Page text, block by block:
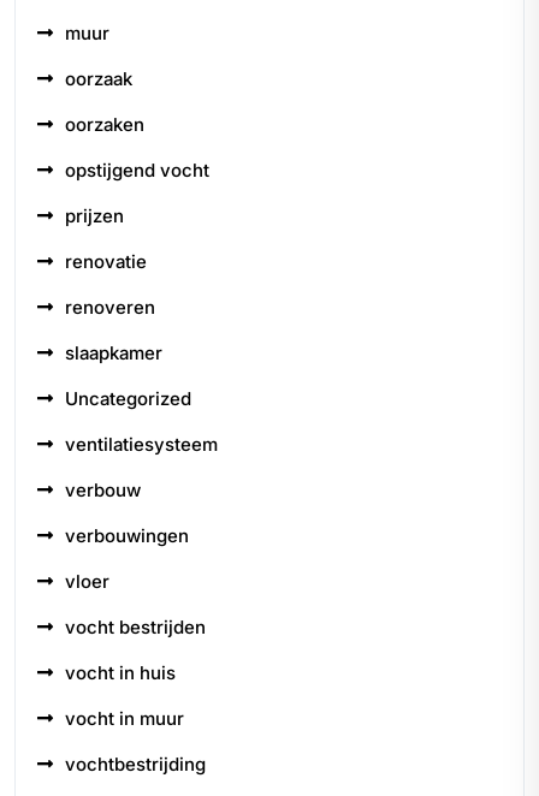
muur
oorzaak
oorzaken
opstijgend vocht
prijzen
renovatie
renoveren
slaapkamer
Uncategorized
ventilatiesysteem
verbouw
verbouwingen
vloer
vocht bestrijden
vocht in huis
vocht in muur
vochtbestrijding